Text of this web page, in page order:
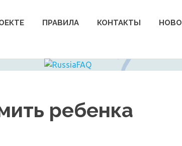
ПРАВИЛА КОНТАКТЫ
ребенка